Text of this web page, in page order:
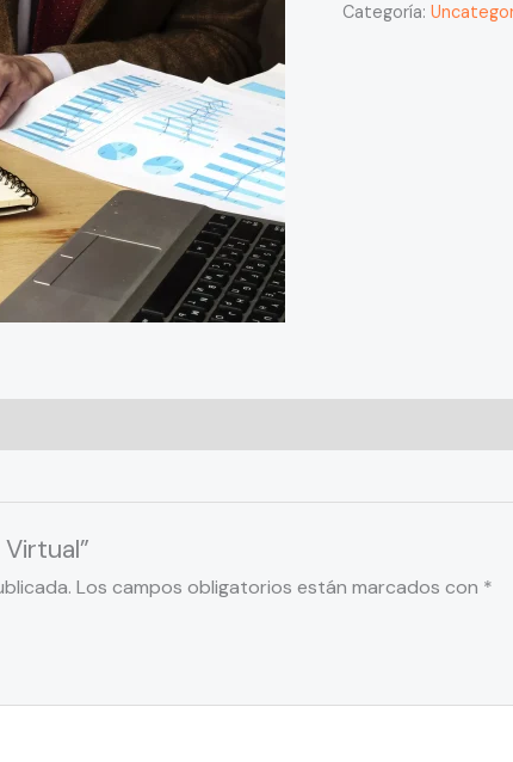
Categoría:
Los campos obligatorios están marcados con *